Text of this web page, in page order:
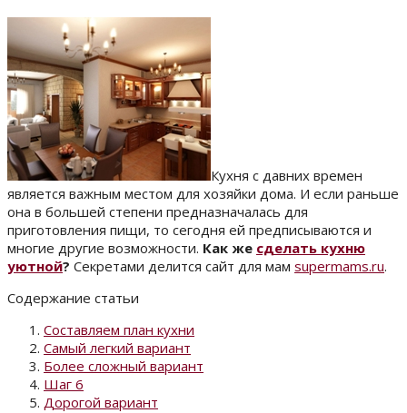
Кухня с давних времен
является важным местом для хозяйки дома. И если раньше
она в большей степени предназначалась для
приготовления пищи, то сегодня ей предписываются и
многие другие возможности. Как же сделать кухню
уютной? Секретами делится сайт для мам supermams.ru.
Содержание статьи
Составляем план кухни
Самый легкий вариант
Более сложный вариант
Шаг 6
Дорогой вариант